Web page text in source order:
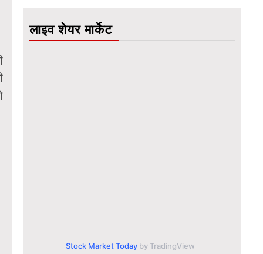
लाइव शेयर मार्केट
Stock Market Today by TradingView